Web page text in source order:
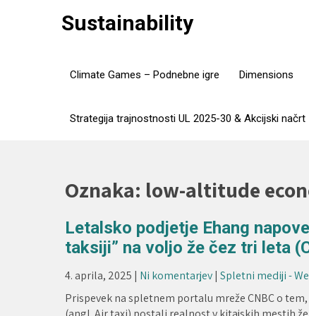
Sustainability
Climate Games – Podnebne igre Dimensions
Strategija trajnostnosti UL 2025-30 & Akcijski načrt
Oznaka: low-altitude
Letalsko podjetje Ehang
taksiji” na voljo že čez tri leta
4. aprila, 2025 | Ni komentarjev| Spletni mediji -
Prispevek na spletnem portalu mreže CNBC o